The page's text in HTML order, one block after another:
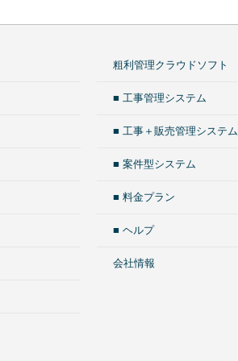
粗利管理クラウドソフト
■ 工事管理システム
■ 工事＋販売管理システム
■ 案件型システム
■ 料金プラン
■ ヘルプ
会社情報